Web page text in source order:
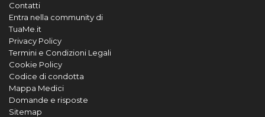
Contatti
Entra nella community di
TuaMe.it
Privacy Policy
Termini e Condizioni Legali
Cookie Policy
Codice di condotta
Mappa Medici
Domande e risposte
Sitemap